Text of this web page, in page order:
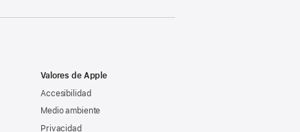
Valores de Apple
Accesibilidad
Medio ambiente
Privacidad